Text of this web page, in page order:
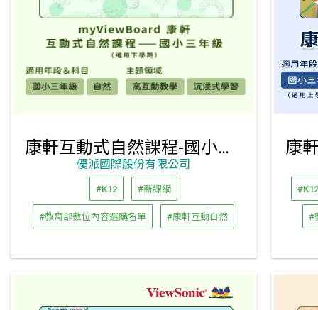
康軒互動式自然課程-國小三年級下學期
優派國際股份有限公司
#K12 #新課綱
#教育部數位內容選購名單 #康軒互動自然 #